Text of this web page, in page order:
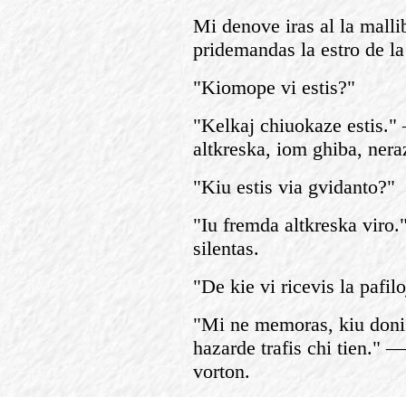
Mi denove iras al la
pridemandas la estro de
"Kiomope vi estis?"
"Kelkaj chiuokaze
altkreska, iom ghiba,
"Kiu estis via gvidanto?"
"Iu fremda altkreska
silentas.
"De kie vi ricevis la
"Mi ne memoras, kiu
hazarde trafis chi tien."
vorton.